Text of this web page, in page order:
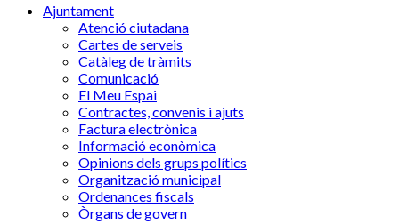
Ajuntament
Atenció ciutadana
Cartes de serveis
Catàleg de tràmits
Comunicació
El Meu Espai
Contractes, convenis i ajuts
Factura electrònica
Informació econòmica
Opinions dels grups polítics
Organització municipal
Ordenances fiscals
Òrgans de govern